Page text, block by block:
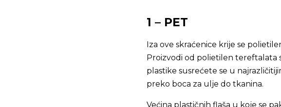
1 – PET
Iza ove skraćenice krije se
Proizvodi od polietilen tereftalata
plastike susrećete se u
preko boca za ulje do tkanina.
Većina plastičnih flaša u koje se